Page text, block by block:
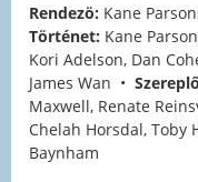
Rendezö: Kane
Történet: Kane
Kori Adelson, Dan
James Wan •
Maxwell, Renate
Chelah Horsdal, Toby
Baynham